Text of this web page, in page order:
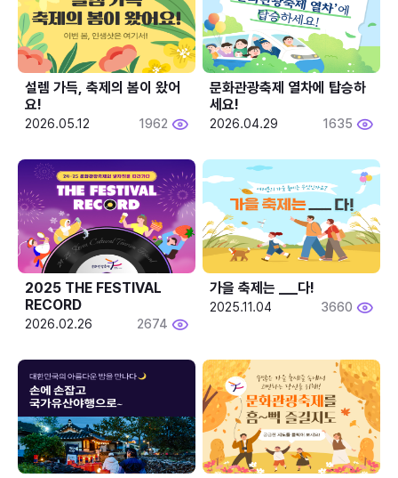
설렘 가득, 축제의 봄이 왔어
요!
2026.05.12 1962
문화관광축제 열차에 탑승하
세요!
2026.04.29 1635
2025 THE FESTIVAL
RECORD
2026.02.26 2674
2025.11.04 3660